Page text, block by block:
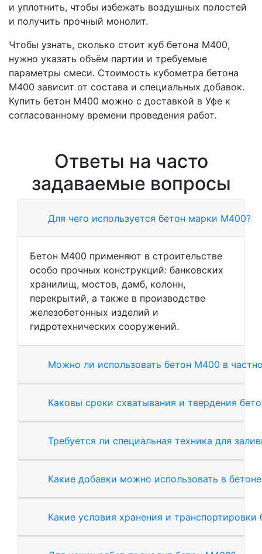
и уплотнить, чтобы избежать воздушных полостей
и получить прочный монолит.
Чтобы узнать, сколько стоит куб бетона М400,
нужно указать объём партии и требуемые
параметры смеси. Стоимость кубометра бетона
М400 зависит от состава и специальных добавок.
Купить бетон М400 можно с доставкой в Уфе к
согласованному времени проведения работ.
Ответы на часто
задаваемые вопросы
Для чего используется бетон марки М400?
Бетон М400 применяют в строительстве
особо прочных конструкций: банковских
хранилищ, мостов, дамб, колонн,
перекрытий, а также в производстве
железобетонных изделий и
гидротехнических сооружений.
Можно ли использовать бетон М400 в
Каковы сроки схватывания и твердения
Требуется ли специальная техника для
Какие добавки можно использовать в
Какие условия хранения и